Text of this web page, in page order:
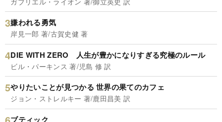
嫌われる勇気
岸見一郎 著/古賀史健 著
DIE WITH ZERO 人生が豊かになりすぎる究極のルール
ビル・パーキンス 著/児島 修 訳
やりたいことが見つかる 世界の果てのカフェ
ジョン・ストレルキー 著/鹿田昌美 訳
ブティック